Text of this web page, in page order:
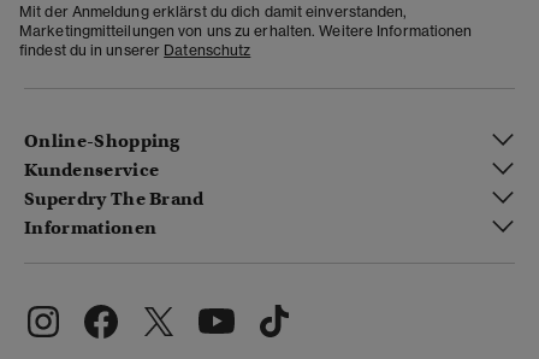
Mit der Anmeldung erklärst du dich damit einverstanden,
Marketingmitteilungen von uns zu erhalten. Weitere Informationen
findest du in unserer Datenschutz
Online-Shopping
Kundenservice
Superdry The Brand
Informationen